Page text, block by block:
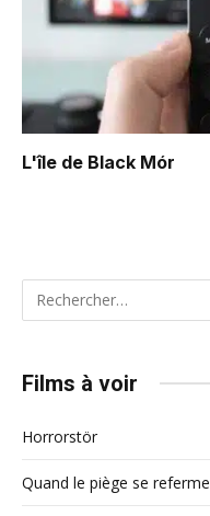
L'île de Black Mór
Films à voir
Horrorstör
Quand le piège se referme